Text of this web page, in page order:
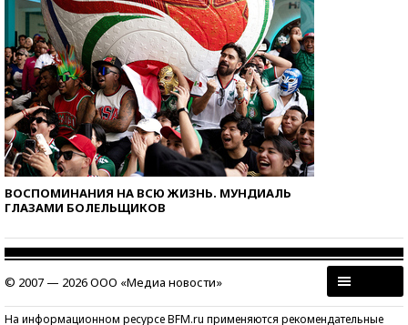
ВОСПОМИНАНИЯ НА ВСЮ ЖИЗНЬ. МУНДИАЛЬ
ГЛАЗАМИ БОЛЕЛЬЩИКОВ
© 2007 — 2026 ООО «Медиа новости»
На информационном ресурсе BFM.ru применяются рекомендательные